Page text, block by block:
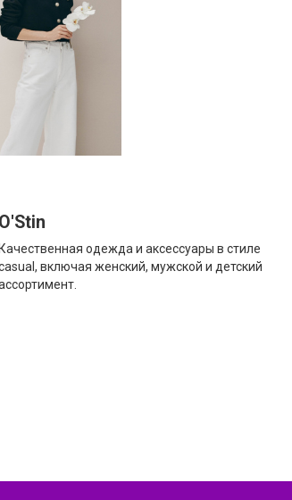
O'Stin
Качественная одежда и аксессуары в стиле
включая женский, мужской и детский